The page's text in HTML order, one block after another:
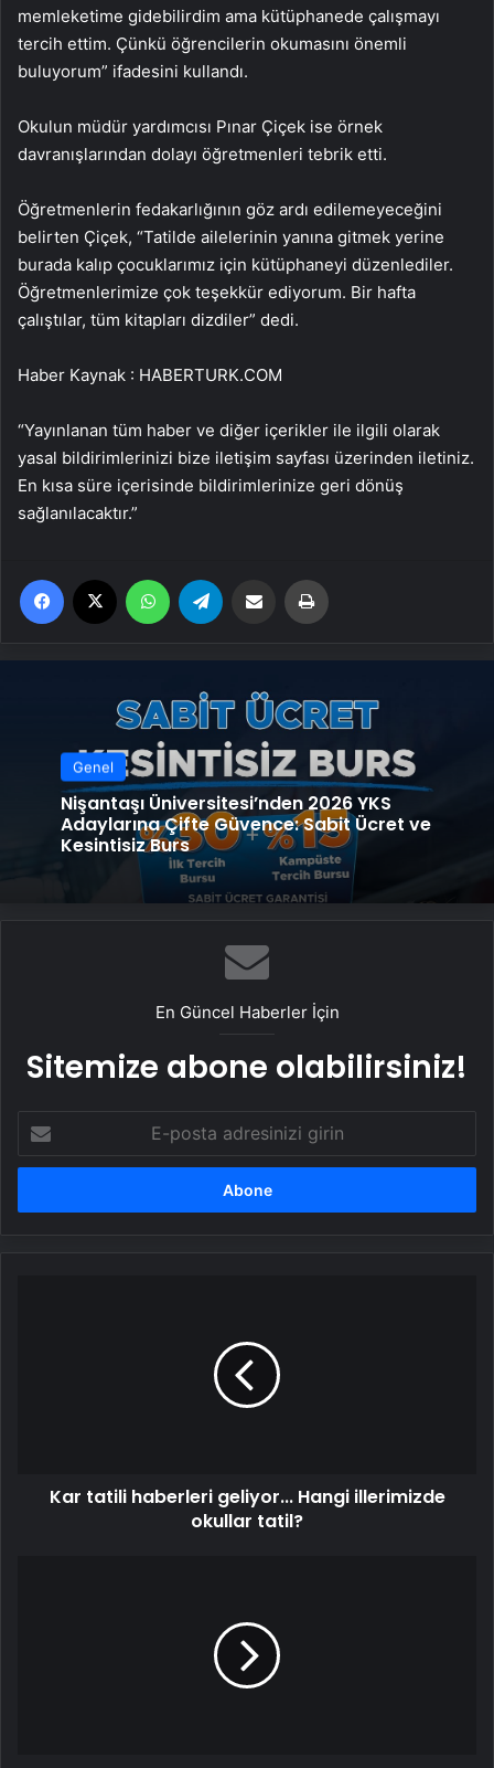
memleketime gidebilirdim ama kütüphanede çalışmayı
tercih ettim. Çünkü öğrencilerin okumasını önemli
buluyorum” ifadesini kullandı.
Okulun müdür yardımcısı Pınar Çiçek ise örnek
davranışlarından dolayı öğretmenleri tebrik etti.
Öğretmenlerin fedakarlığının göz ardı edilemeyeceğini
belirten Çiçek, “Tatilde ailelerinin yanına gitmek yerine
burada kalıp çocuklarımız için kütüphaneyi düzenlediler.
Öğretmenlerimize çok teşekkür ediyorum. Bir hafta
çalıştılar, tüm kitapları dizdiler” dedi.
Haber Kaynak : HABERTURK.COM
“Yayınlanan tüm haber ve diğer içerikler ile ilgili olarak
yasal bildirimlerinizi bize iletişim sayfası üzerinden iletiniz.
En kısa süre içerisinde bildirimlerinize geri dönüş
sağlanılacaktır.”
Facebook WhatsApp Email'den paylaş
Genel
Nişantaşı Üniversitesi’nden 2026 YKS
Adaylarına Çifte Güvence: Sabit Ücret ve
Kesintisiz Burs
En Güncel Haberler İçin
Sitemize abone olabilirsiniz!
posta
adresinizi
Kar tatili haberleri geliyor... Hangi illerimizde
okullar tatil?